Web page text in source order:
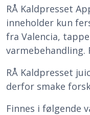
RÅ Kaldpresset
inneholder kun
fra Valencia,
varmebehandling.
RÅ Kaldpresset
derfor smake
Finnes i følgende